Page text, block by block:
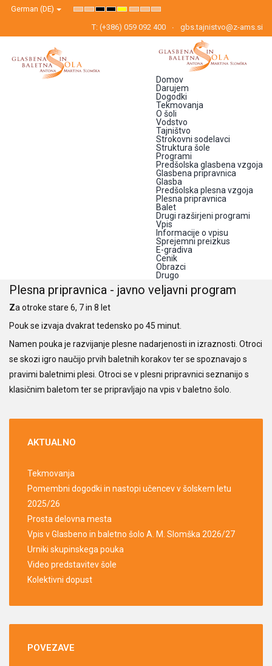
German (DE)
Default
NightHigh
Black
White
High
Black
Yellow
High
Yellow
Set
Font
Set
Font
Set
Font
T: (+386) 059 092 400 gbs.tajnistvo@z-ams.si
Domov
Darujem
Dogodki
Tekmovanja
O šoli
Vodstvo
Tajništvo
Strokovni sodelavci
Struktura šole
Programi
Predšolska glasbena vzgoja
Glasbena pripravnica
Glasba
Predšolska plesna vzgoja
Plesna pripravnica
Balet
Drugi razširjeni programi
Vpis
Informacije o vpisu
Sprejemni preizkus
E-gradiva
Cenik
Obrazci
Drugo
Plesna pripravnica - javno veljavni program
Za otroke stare 6, 7 in 8 let
Pouk se izvaja dvakrat tedensko po 45 minut.
Namen pouka je razvijanje plesne nadarjenosti in izraznosti. Otroci
se skozi igro naučijo prvih baletnih korakov ter se spoznavajo s
pravimi baletnimi plesi. Otroci se v plesni pripravnici seznanijo s
klasičnim baletom ter se pripravljajo na vpis v baletno šolo.
AKTUALNO
Tekmovanja
Pomembni dogodki in nastopi učencev v šolskem letu
2025/26
Prosta delovna mesta
Vpis v Glasbeno in baletno šolo A. M. Slomška 2026/27
Urniki skupinskega pouka
Video predstavitev šole
Kolektivni dopust
POVEZAVE